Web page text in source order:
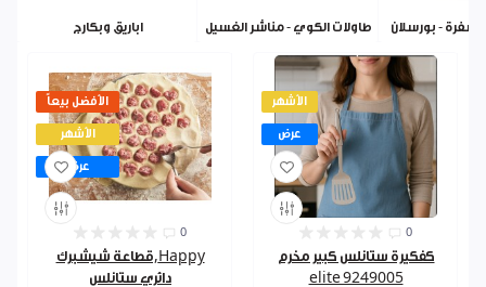
اباريق وبكارج طاولات الكوي - مناشر الغسيل سفرة - بورسلان
الأفضل بيعاً
الأشهر
عرض
0
Happy,قطاعة شيشبرك
دائري ستانلس
الأشهر
عرض
0
كفكيرة ستانلس كبير مخرم
elite 9249005